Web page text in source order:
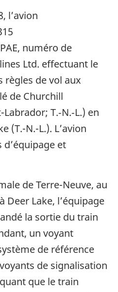
l’avion
numéro de
Ltd. effectuant le
règles de vol aux
de Churchill
T.‑N.‑L.) en
(T.-N.-L.). L’avion
et
de Terre-Neuve, au
Deer Lake, l’équipage
la sortie du train
un voyant
de référence
de signalisation
que le train